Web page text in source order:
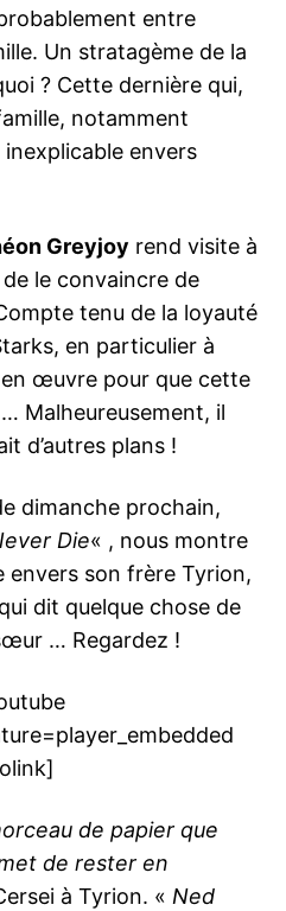
entre
Un stratagème de la
? Cette dernière qui,
notamment
envers
Greyjoy rend visite à
de le convaincre de
tenu de la loyauté
en particulier à
œuvre pour que cette
Malheureusement, il
d’autres plans !
dimanche prochain,
Die« , nous montre
envers son frère Tyrion,
qui dit quelque chose de
… Regardez !
de papier que
de rester en
à Tyrion. «Ned